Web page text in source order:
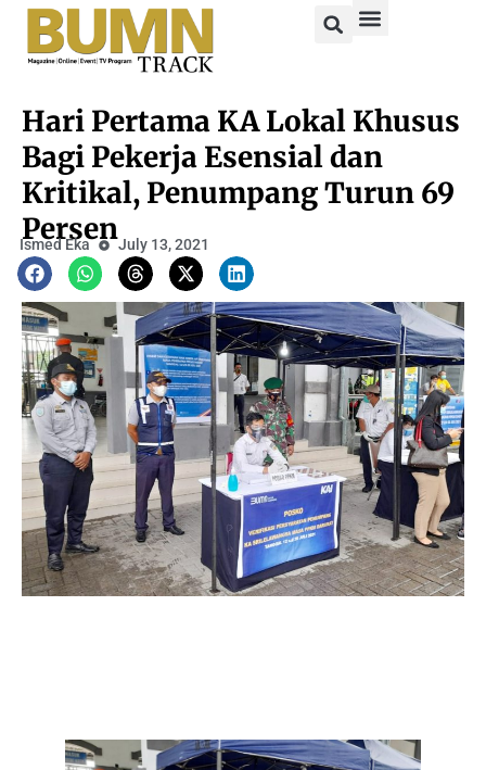
Hari Pertama KA Lokal Khusus
Bagi Pekerja Esensial dan
Kritikal, Penumpang Turun 69
Persen
Ismed Eka July 13, 2021